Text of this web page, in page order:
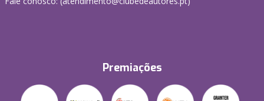
Premiações